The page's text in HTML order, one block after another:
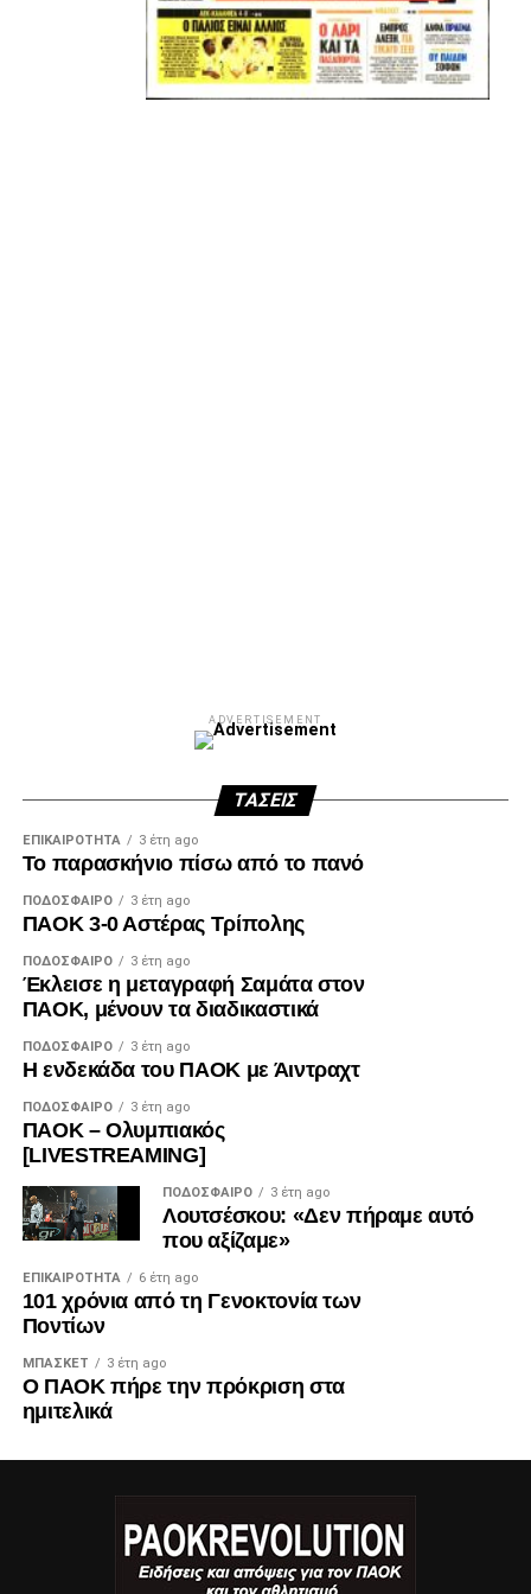
Μόνο τα 4 γράμματα έχουν σημασία για εμάς και
ΚΑΝΕΝΑΣ δεν είναι πάνω απο αυτά τα ιερά γράμματα.
Facebook
Twitter
Email
Pinterest
WhatsApp
LinkedIn
ADVERTISEMENT
ΤΆΣΕΙΣ
ΕΠΙΚΑΙΡΌΤΗΤΑ 3 έτη ago
Το παρασκήνιο πίσω από το πανό
ΠΟΔΌΣΦΑΙΡΟ 3 έτη ago
ΠΑΟΚ 3-0 Αστέρας Τρίπολης
ΠΟΔΌΣΦΑΙΡΟ 3 έτη ago
Έκλεισε η μεταγραφή Σαμάτα στον
ΠΑΟΚ, μένουν τα διαδικαστικά
ΠΟΔΌΣΦΑΙΡΟ 3 έτη ago
Η ενδεκάδα του ΠΑΟΚ με Άιντραχτ
ΠΟΔΌΣΦΑΙΡΟ 3 έτη ago
ΠΑΟΚ – Ολυμπιακός
[LIVESTREAMING]
ΠΟΔΌΣΦΑΙΡΟ 3 έτη ago
Λουτσέσκου: «Δεν πήραμε αυτό
που αξίζαμε»
ΕΠΙΚΑΙΡΌΤΗΤΑ 6 έτη ago
101 χρόνια από τη Γενοκτονία των
Ποντίων
ΜΠΆΣΚΕΤ 3 έτη ago
Ο ΠΑΟΚ πήρε την πρόκριση στα
ημιτελικά